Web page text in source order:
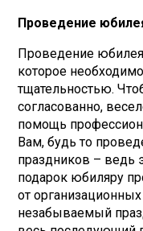
Проведение
Проведение юбилея
которое
тщательностью.
согласованно,
помощь
Вам, будь то
праздников – ведь
подарок юбиляру
от
незабываемый